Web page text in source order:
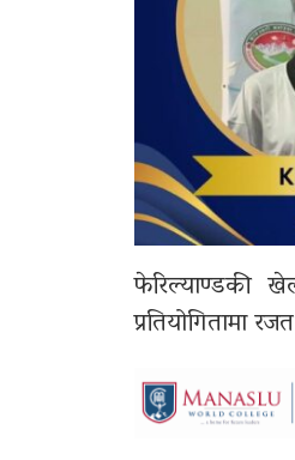
फेरिल्याण्डकी
प्रतियोगितामा